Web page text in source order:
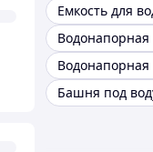
Емкость для
Башня под